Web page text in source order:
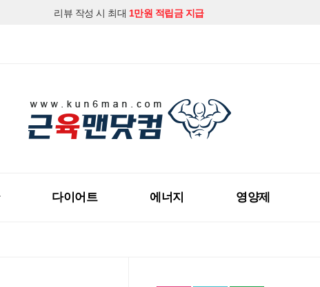
리뷰 작성 시 최대 1만원 적립금 지급
다이어트 에너지 영양제